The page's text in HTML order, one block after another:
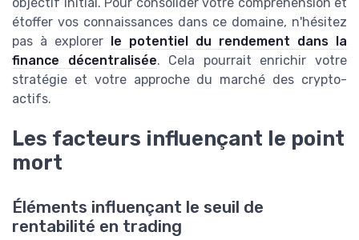
étoffer vos connaissances dans ce domaine, n'hésitez
pas à explorer le potentiel du rendement dans la
finance décentralisée. Cela pourrait enrichir votre
stratégie et votre approche du marché des crypto-
actifs.
Les facteurs influençant le point
mort
Éléments influençant le seuil de
rentabilité en trading